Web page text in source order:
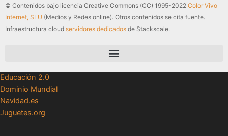
© Contenidos bajo licencia Creative Commons (CC) 1995-2022 Color Vivo
Internet, SLU (Medios y Redes online). Otros contenidos se cita fuente.
Infraestructura cloud servidores dedicados de Stackscale.
Educación 2.0
Dominio Mundial
Navidad.es
Juguetes.org